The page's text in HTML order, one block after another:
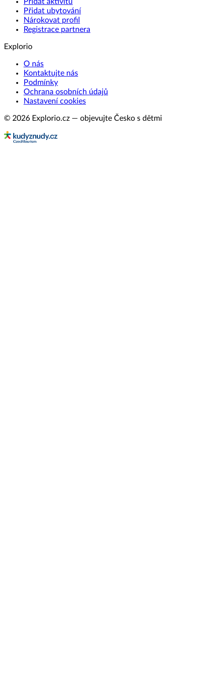
Přidat ubytování
Nárokovat profil
Registrace partnera
Explorio
O nás
Kontaktujte nás
Podmínky
Ochrana osobních údajů
Nastavení cookies
© 2026 Explorio.cz — objevujte Česko s dětmi